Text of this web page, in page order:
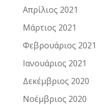
Απρίλιος 2021
Μάρτιος 2021
Φεβρουάριος 2021
Ιανουάριος 2021
Δεκέμβριος 2020
Νοέμβριος 2020